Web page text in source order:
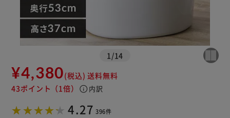
1 /14
¥4,380(税込) 送料無料
43ポイント （1倍） info 内訳
4.27 396件
カートに入れる